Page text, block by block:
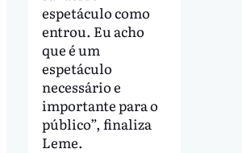
espetáculo como
entrou. Eu acho
que é um
espetáculo
necessário e
importante para o
público”, finaliza
Leme.